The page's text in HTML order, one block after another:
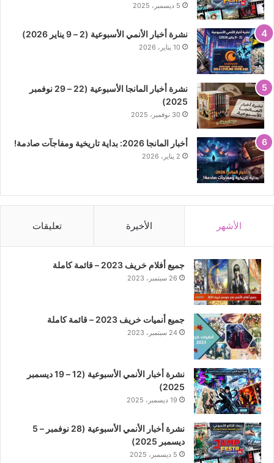
5 ديسمبر، 2025
نشرة أخبار الأنمي الأسبوعية (2 – 9 يناير 2026)
10 يناير، 2026
نشرة أخبار المانجا الأسبوعية (22 – 29 نوفمبر
2025)
30 نوفمبر، 2025
أخبار المانجا 2026: بداية تاريخية ومفاجآت صادمة!
2 يناير، 2026
الأشهر الأخيرة تعليقات
جميع أفلام خريف 2023 – قائمة كاملة
26 سبتمبر، 2023
جميع أنميات خريف 2023 – قائمة كاملة
24 سبتمبر، 2023
نشرة أخبار الأنمي الأسبوعية (12 – 19 ديسمبر
2025)
19 ديسمبر، 2025
نشرة أخبار الأنمي الأسبوعية (28 نوفمبر – 5
ديسمبر 2025)
5 ديسمبر، 2025